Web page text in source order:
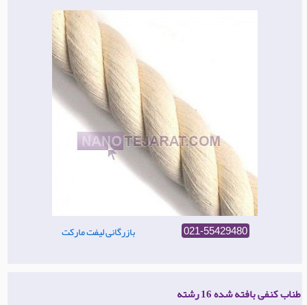
بازرگانی لیفت مارکت 021-55429480
طناب کنفی بافته شده 16 رشته